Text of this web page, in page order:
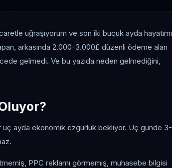
uğraşıyorum ve son iki buçuk ayda hayatımı
arkasında 2.000-3.000£ düzenli ödeme alan
gelmedi. Ve bu yazıda neden gelmediğini,
ayda ekonomik özgürlük bekliyor. Üç günde 3-
PPC reklamı görmemiş, muhasebe bilgisi